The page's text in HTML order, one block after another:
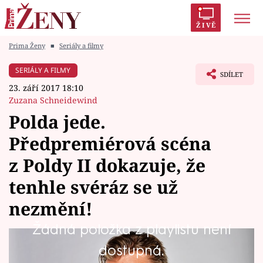
ŽIVĚ
Módní alarm
Témata
Celebrity
Vztahy
Seriály
Prima Ženy ■ Seriály a filmy
SERIÁLY A FILMY
23. září 2017 18:10
Zuzana Schneidewind
SDÍLET
Polda jede.
Předpremiérová scéna
z Poldy II dokazuje, že
tenhle svéráz se už
nezmění!
Žádná položka z playlistu není
dostupná.
Postrach mužů zákona? V první sérii